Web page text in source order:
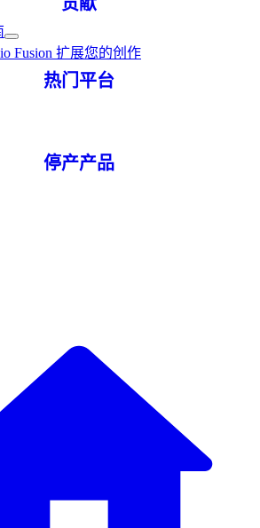
Fusion 扩展您的创作
热门平台
停产产品